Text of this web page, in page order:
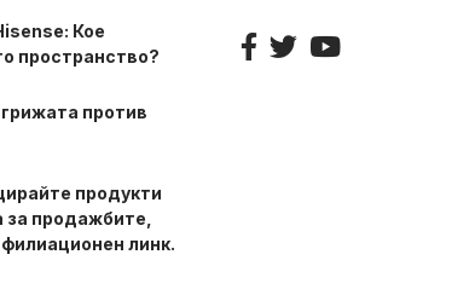
Кое
пространство?
против
продукти
за продажбите,
линк.